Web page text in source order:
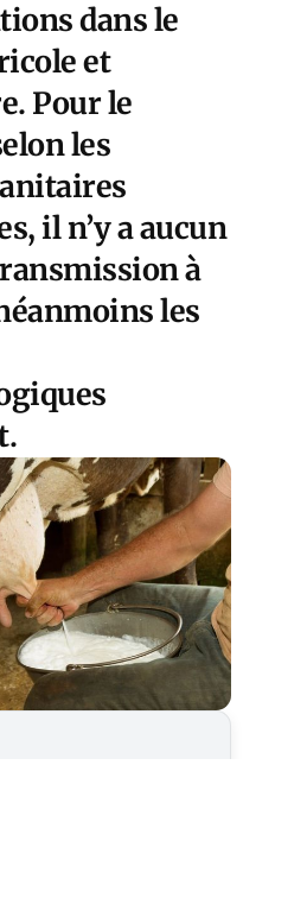
dans le
et
Pour le
les
il n’y a aucun
à
les